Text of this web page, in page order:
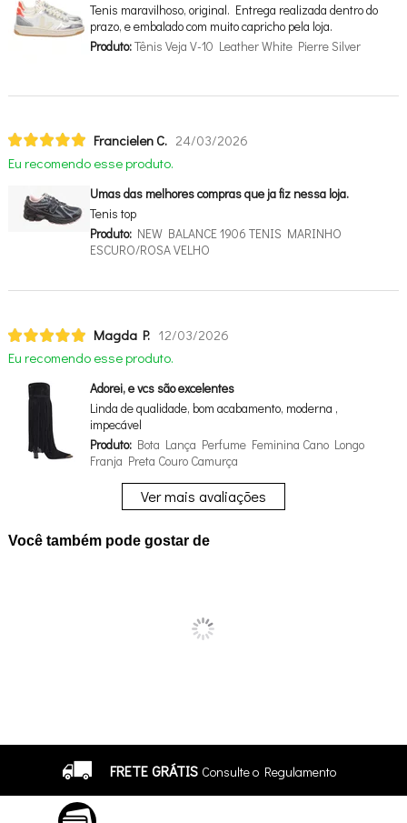
Tenis maravilhoso, original. Entrega realizada dentro do
prazo, e embalado com muito capricho pela loja.
Produto:Tênis Veja V-10 Leather White Pierre Silver
Francielen C. 24/03/2026
Eu recomendo esse produto.
Umas das melhores compras que ja fiz nessa loja.
Tenis top
Produto:NEW BALANCE 1906 TENIS MARINHO
ESCURO/ROSA VELHO
Magda P. 12/03/2026
Eu recomendo esse produto.
Adorei, e vcs são excelentes
Linda de qualidade, bom acabamento, moderna ,
impecável
Produto:Bota Lança Perfume Feminina Cano Longo
Franja Preta Couro Camurça
Ver mais avaliações
Você também pode gostar de
FRETE GRÁTIS Consulte o Regulamento